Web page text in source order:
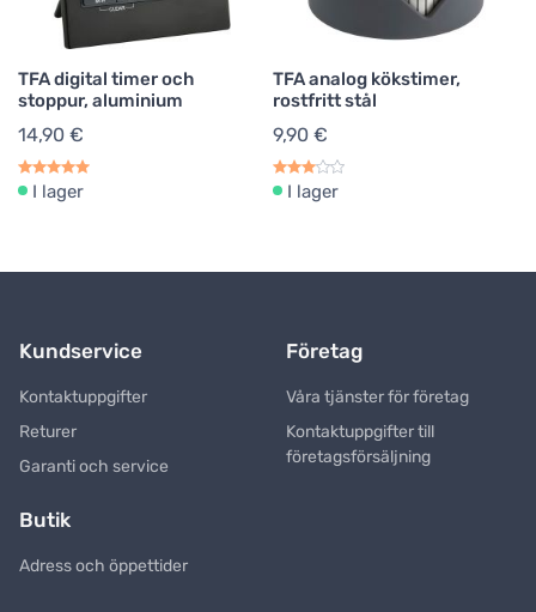
TFA digital timer och
stoppur, aluminium
14,90 €
I lager
TFA analog kökstimer,
rostfritt stål
9,90 €
I lager
Kundservice
Kontaktuppgifter
Returer
Garanti och service
Företag
Våra tjänster för företag
Kontaktuppgifter till
företagsförsäljning
Butik
Adress och öppettider